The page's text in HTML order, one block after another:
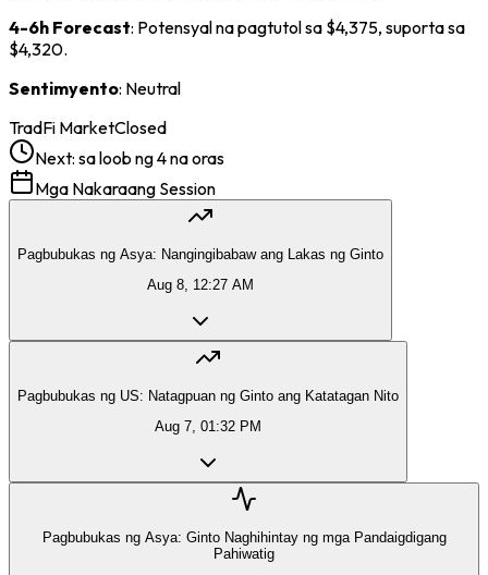
4-6h Forecast: Potensyal na pagtutol sa $4,375, suporta sa
$4,320.
Sentimyento: Neutral
TradFi MarketClosed
Next: sa loob ng 4 na oras
Mga Nakaraang Session
Pagbubukas ng Asya: Nangingibabaw ang Lakas ng Ginto
Aug 8, 12:27 AM
Pagbubukas ng US: Natagpuan ng Ginto ang Katatagan Nito
Aug 7, 01:32 PM
Pagbubukas ng Asya: Ginto Naghihintay ng mga Pandaigdigang
Pahiwatig